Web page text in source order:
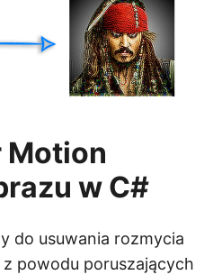
w C#
do usuwania rozmycia
powodu poruszających